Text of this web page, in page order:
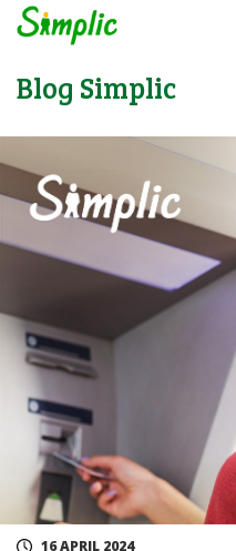
Blog Simplic
16 APRIL 2024